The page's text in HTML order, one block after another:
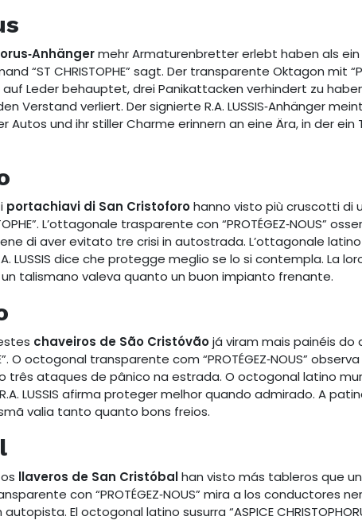
mehr Armaturenbretter erlebt haben als ein
“ST CHRISTOPHE” sagt. Der transparente Oktagon mit
auf Leder behauptet, drei Panikattacken verhindert zu
Verstand verliert. Der signierte R.A. LUSSIS‑Anhänger
und ihr stiller Charme erinnern an eine Ära, in der
portachiavi di San Cristoforohanno visto più cruscotti di
L’ottagonale trasparente con “PROTÉGEZ‑NOUS”
di aver evitato tre crisi in autostrada. L’ottagonale latino
LUSSIS dice che protegge meglio se lo si contempla. La
talismano valeva quanto un buon impianto frenante.
chaveiros de São Cristóvãojá viram mais painéis
O octogonal transparente com “PROTÉGEZ‑NOUS”
ataques de pânico na estrada. O octogonal latino
LUSSIS afirma proteger melhor quando admirado. A
valia tanto quanto bons freios.
llaveros de San Cristóbalhan visto más tableros que
con “PROTÉGEZ‑NOUS” mira a los
El octogonal latino susurra “ASPICE